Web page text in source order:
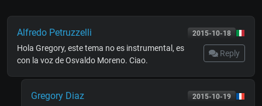
2015-10-18
Alfredo Petruzzelli
Reply
Hola Gregory, este tema no es instrumental, es
con la voz de Osvaldo Moreno. Ciao.
2015-10-19
Gregory Diaz